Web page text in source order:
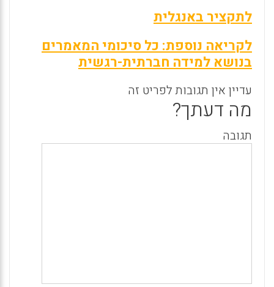
לתקציר באנגלית
לקריאה נוספת: כל סיכומי המאמרים
בנושא למידה חברתית-רגשית
עדיין אין תגובות לפריט זה
מה דעתך?
תגובה